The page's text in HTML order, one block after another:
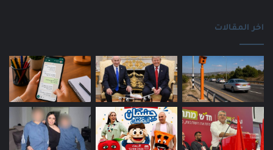
اخر المقالات